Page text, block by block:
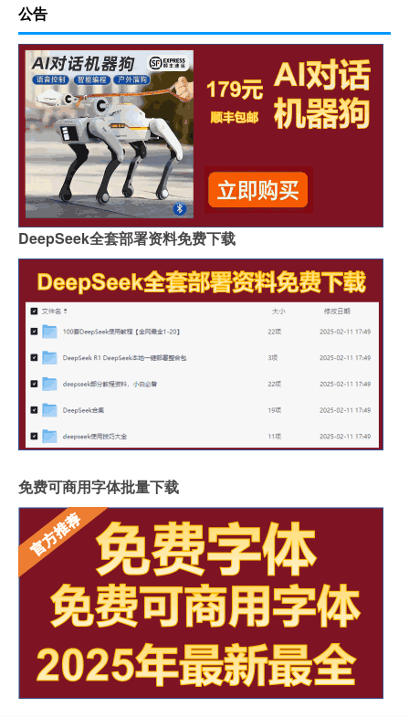
公告
DeepSeek全套部署资料免费下载
免费可商用字体批量下载